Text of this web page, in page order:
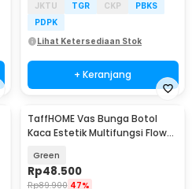
JKTU
TGR CKP
PBKS
PDPK
Lihat Ketersediaan Stok
+ Keranjang
TaffHOME Vas Bunga Botol
Kaca Estetik Multifungsi Flower
Green
Rp48.500
Rp89.900 47%